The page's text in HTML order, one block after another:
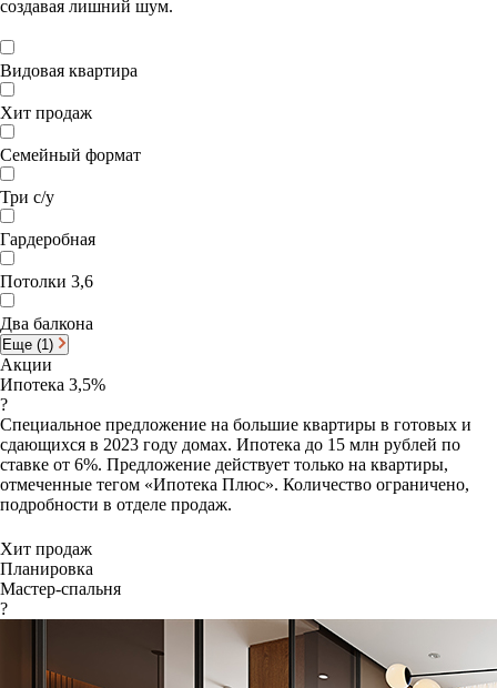
создавая лишний шум.
Видовая квартира
Хит продаж
Семейный формат
Три с/у
Гардеробная
Потолки 3,6
Два балкона
Еще (1)
Акции
Ипотека 3,5%
?
Специальное предложение на большие квартиры в готовых и
сдающихся в 2023 году домах. Ипотека до 15 млн рублей по
ставке от 6%. Предложение действует только на квартиры,
отмеченные тегом «Ипотека Плюс». Количество ограничено,
подробности в отделе продаж.
Хит продаж
Планировка
Мастер-спальня
?